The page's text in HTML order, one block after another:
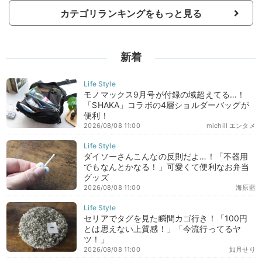
カテゴリランキングをもっと見る
新着
モノマックス9月号が付録の域超えてる…！
「SHAKA」コラボの4層ショルダーバッグが
便利！
michill エンタメ
2026/08/08 11:00
ダイソーさんこんなの反則だよ…！「不器用
でもなんとかなる！」可愛くて便利なお弁当
グッズ
海原藍
2026/08/08 11:00
セリアでタグを見た瞬間カゴ行き！「100円
とは思えない上質感！」「今流行ってるヤ
ツ！」
如月せり
2026/08/08 11:00